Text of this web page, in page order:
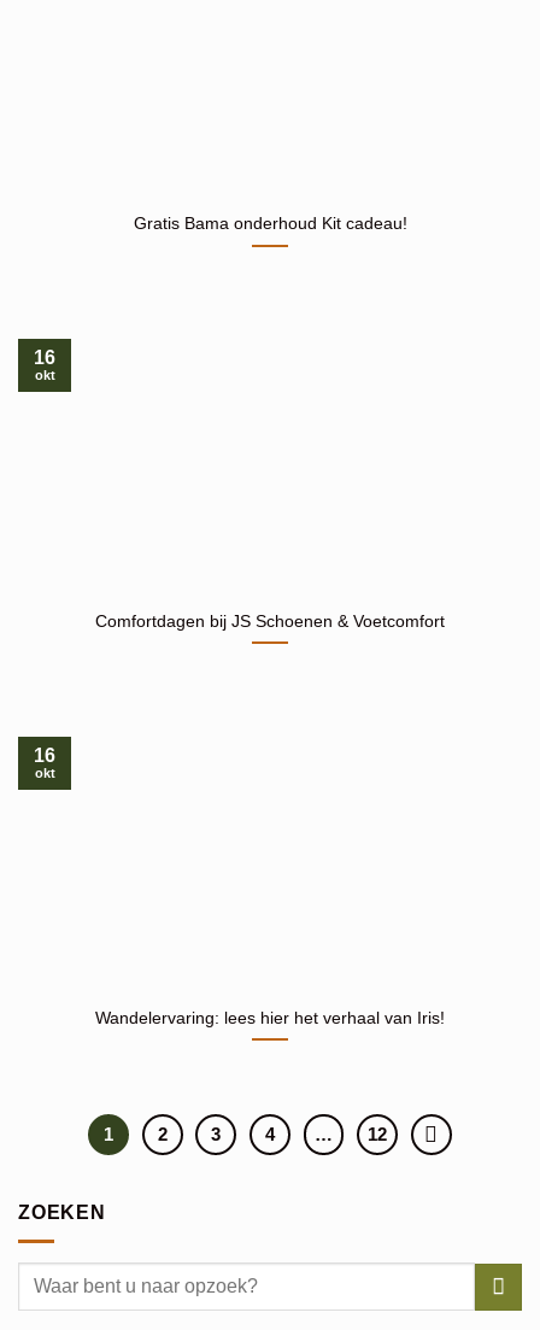
Gratis Bama onderhoud Kit cadeau!
Comfortdagen bij JS Schoenen & Voetcomfort
16
okt
Wandelervaring: lees hier het verhaal van Iris!
16
okt
1 2 3 4 … 12
ZOEKEN